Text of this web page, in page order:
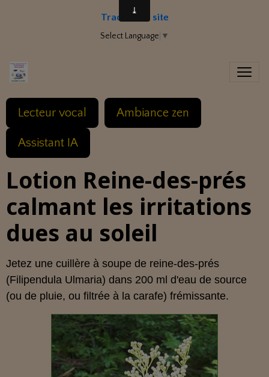
Traduire le site
Select Language ▼
Lecteur vocal Ambiance zen
Assistant IA
Lotion Reine-des-prés
calmant les irritations
dues au soleil
Jetez une cuillère à soupe de reine-des-prés
(Filipendula Ulmaria) dans 200 ml d'eau de source
(ou de pluie, ou filtrée à la carafe) frémissante.